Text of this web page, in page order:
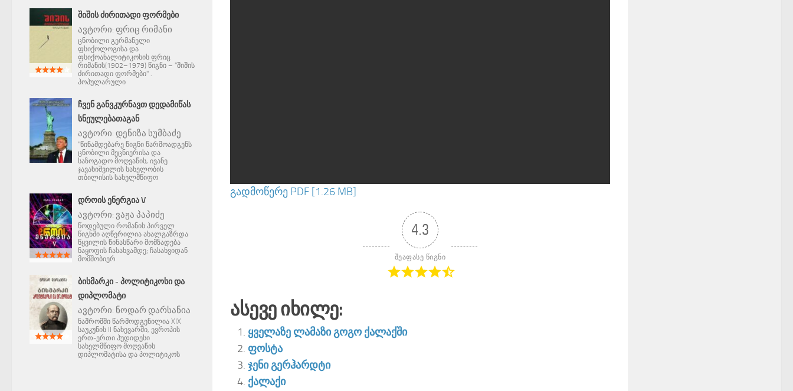
გადმოწერე PDF [1.26 MB]
4.3
შეაფასე წიგნი
Ასევე Იხილე:
ყველაზე ლამაზი გოგო ქალაქში
ფოსტა
ჯენი გერჰარდტი
ქალაქი
ᲨᲘᲨᲘᲡ ᲫᲘᲠᲘᲗᲐᲓᲘ ᲤᲝᲠᲛᲔᲑᲘ
ავტორი: ფრიც რიმანი
ცნობილი გერმანელი
ფსიქოლოგისა და
ფსიქოანალიტიკოსის ფრიც
რიმანის(1902–1979) წიგნი – "შიშის
ძირითადი ფორმები" .
პოპულარული
ᲩᲕᲔᲜ ᲒᲐᲜᲕᲙᲣᲠᲜᲐᲕᲗ ᲓᲔᲓᲐᲛᲘᲬᲐᲡ
ᲡᲜᲔᲣᲚᲔᲑᲐᲗᲐᲒᲐᲜ
ავტორი: დენიზა სუმბაძე
"წინამდებარე წიგნი წარმოადგენს
ცნობილი მეცნიერისა და
საზოგადო მოღვაწის, ივანე
ჯავახიშვილის სახელობის
თბილისის სახელმწიფო
ᲓᲠᲝᲘᲡ ᲔᲜᲔᲠᲒᲘᲐ V
ავტორი: ვაჟა პაპიძე
წოდებული რომანის პირველ
წიგნში აღწერილია ახალგაზრდა
წყვილის წინასწარი მომზადება
ნაყოფის ჩასახვამდე; ჩასახვიდან
მომშობიერ
ᲑᲘᲡᲛᲐᲠᲙᲘ - ᲞᲝᲚᲘᲢᲘᲙᲝᲡᲘ ᲓᲐ
ᲓᲘᲞᲚᲝᲛᲐᲢᲘ
ავტორი: ნოდარ დარსანია
ნაშრომში წარმოდგენილია XIX
საუკუნის II ნახევარში, ევროპის
ერთ-ერთი პუდიდესი
სახელმწიფო მოღვაწის
დიპლომატისა და პოლიტიკოს